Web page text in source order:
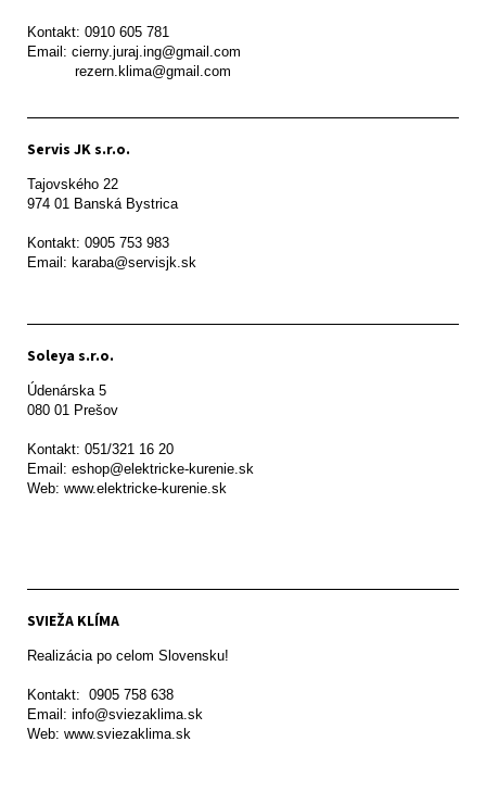
Kontakt: 0910 605 781
Email: cierny.juraj.ing@gmail.com
           rezern.klima@gmail.com
Servis JK s.r.o.
Tajovského 22
974 01 Banská Bystrica
Kontakt: 0905 753 983
Email: karaba@servisjk.sk
Soleya s.r.o.
Údenárska 5
080 01 Prešov
Kontakt: 051/321 16 20
Email: eshop@elektricke-kurenie.sk
Web: www.elektricke-kurenie.sk
SVIEŽA KLÍMA
Realizácia po celom Slovensku!
Kontakt:  0905 758 638
Email: info@sviezaklima.sk
Web: www.sviezaklima.sk